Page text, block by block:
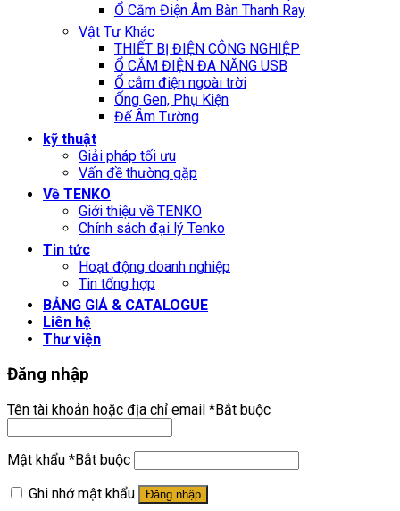
Ổ Cắm Điện Âm Bàn Thanh Ray
Vật Tư Khác
THIẾT BỊ ĐIỆN CÔNG NGHIỆP
Ổ CẮM ĐIỆN ĐA NĂNG USB
Ổ cắm điện ngoài trời
Ống Gen, Phụ Kiện
Đế Âm Tường
kỹ thuật
Giải pháp tối ưu
Vấn đề thường gặp
Về TENKO
Giới thiệu về TENKO
Chính sách đại lý Tenko
Tin tức
Hoạt động doanh nghiệp
Tin tổng hợp
BẢNG GIÁ & CATALOGUE
Liên hệ
Thư viện
Đăng nhập
Tên tài khoản hoặc địa chỉ email *Bắt buộc
Mật khẩu *Bắt buộc
Ghi nhớ mật khẩu
Đăng nhập